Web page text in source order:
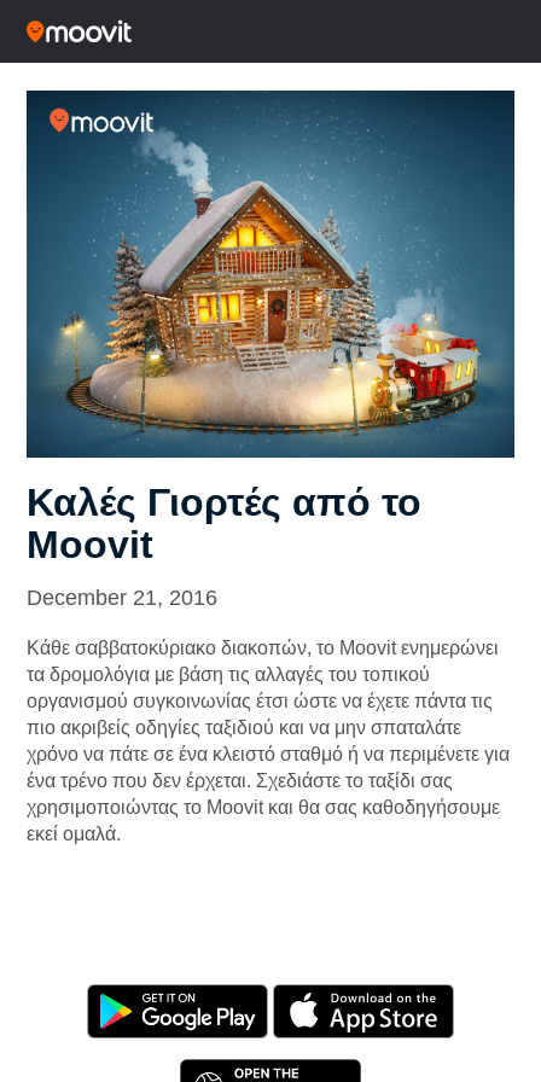
Καλές Γιορτές από το
Moovit
December 21, 2016
Κάθε σαββατοκύριακο διακοπών, το Moovit ενημερώνει
τα δρομολόγια με βάση τις αλλαγές του τοπικού
οργανισμού συγκοινωνίας έτσι ώστε να έχετε πάντα τις
πιο ακριβείς οδηγίες ταξιδιού και να μην σπαταλάτε
χρόνο να πάτε σε ένα κλειστό σταθμό ή να περιμένετε για
ένα τρένο που δεν έρχεται. Σχεδιάστε το ταξίδι σας
χρησιμοποιώντας το Moovit και θα σας καθοδηγήσουμε
εκεί ομαλά.